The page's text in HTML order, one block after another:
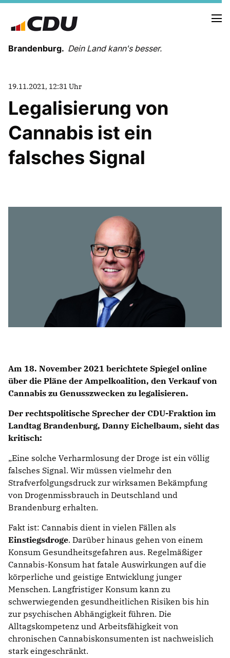
Brandenburg. Dein Land kann's besser.
LANDESVORSTAND
LANDESGESCHÄFTSSTELLE
ORGANISATION
KREISVERBÄNDE
PARTEIGESCHICHTE
PARTEIGERICHT
IM LANDTAG
IN DER LANDESREGIERUNG
IM BUNDESTAG
IM EUROPÄISCHEN PARLAMENT
WICHTIGE BESCHLÜSSE DER CDU BRANDENBURG
75 JAHRE CDU BRANDENBURG
PRESSE
SPENDEN
19.11.2021, 12:31 Uhr
Legalisierung von
Cannabis ist ein
falsches Signal
Am 18. November 2021 berichtete Spiegel online
über die Pläne der Ampelkoalition, den Verkauf von
Cannabis zu Genusszwecken zu legalisieren.
Der rechtspolitische Sprecher der CDU-Fraktion im
Landtag Brandenburg, Danny Eichelbaum, sieht das
kritisch:
Eine solche Verharmlosung der Droge ist ein völlig
falsches Signal. Wir müssen vielmehr den
Strafverfolgungsdruck zur wirksamen Bekämpfung
von Drogenmissbrauch in Deutschland und
Brandenburg erhalten.
Fakt ist: Cannabis dient in vielen Fällen als
Einstiegsdroge. Darüber hinaus gehen von einem
Konsum Gesundheitsgefahren aus. Regelmäßiger
Cannabis-Konsum hat fatale Auswirkungen auf die
körperliche und geistige Entwicklung junger
Menschen. Langfristiger Konsum kann zu
schwerwiegenden gesundheitlichen Risiken bis hin
zur psychischen Abhängigkeit führen. Die
Alltagskompetenz und Arbeitsfähigkeit von
chronischen Cannabiskonsumenten ist nachweislich
stark eingeschränkt.